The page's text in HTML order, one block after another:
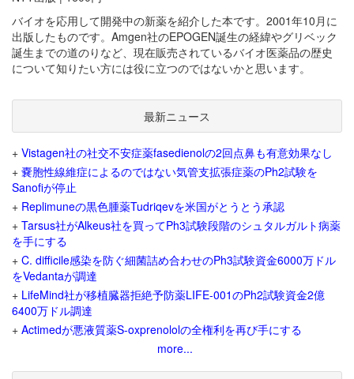
バイオを応用して開発中の新薬を紹介した本です。2001年10月に
出版したものです。Amgen社のEPOGEN誕生の経緯やグリベック
誕生までの道のりなど、現在販売されているバイオ医薬品の歴史
について知りたい方には役に立つのではないかと思います。
最新ニュース
+ Vistagen社の社交不安症薬fasedienolの2回点鼻も有意効果なし
+ 嚢胞性線維症によるのではない気管支拡張症薬のPh2試験を
Sanofiが停止
+ Replimuneの黒色腫薬Tudriqevを米国がとうとう承認
+ Tarsus社がAlkeus社を買ってPh3試験段階のシュタルガルト病薬
を手にする
+ C. difficile感染を防ぐ細菌詰め合わせのPh3試験資金6000万ドル
をVedantaが調達
+ LifeMind社が移植臓器拒絶予防薬LIFE-001のPh2試験資金2億
6400万ドル調達
+ Actimedが悪液質薬S-oxprenololの全権利を再び手にする
more...